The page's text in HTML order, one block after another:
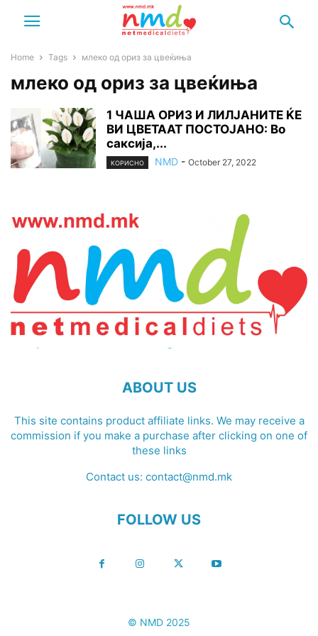
Home Tags млеко од ориз за цвеќиња
млеко од ориз за цвеќиња
1 ЧАША ОРИЗ И ЛИЛЈАНИТЕ ЌЕ
ВИ ЦВЕТААТ ПОСТОЈАНО: Во
саксија,...
КОРИСНО NMD - October 27, 2022
ABOUT US
This site contains product affiliate links. We may receive a
commission if you make a purchase after clicking on one of
these links
Contact us: contact@nmd.mk
FOLLOW US
© NMD 2025